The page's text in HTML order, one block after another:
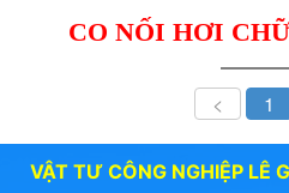
CO NỐI HƠI
< 1
VẬT TƯ CÔNG NGHIỆP LÊ